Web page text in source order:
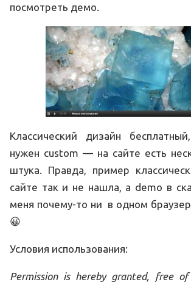
посмотреть демо.
Классический дизайн
нужен custom — на сайте есть
штука. Правда, пример
сайте так и не нашла, а demo в
меня почему-то ни в одном
😀
Условия использования:
Permission is hereby granted, free